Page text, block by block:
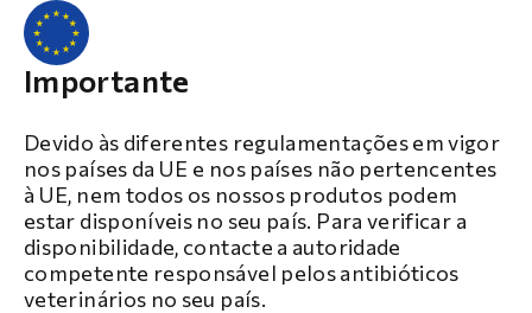
Importante
Devido às diferentes regulamentações em vigor
nos países da UE e nos países não pertencentes
à UE, nem todos os nossos produtos podem
estar disponíveis no seu país. Para verificar a
disponibilidade, contacte a autoridade
competente responsável pelos antibióticos
veterinários no seu país.